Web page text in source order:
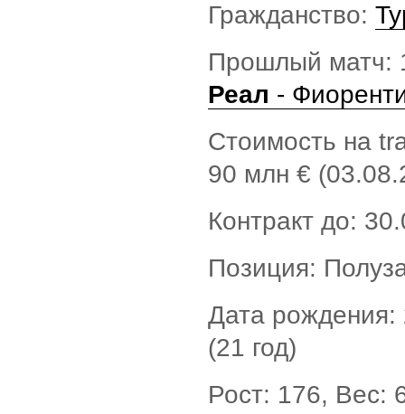
Гражданство:
Прошлый матч:
Реал -
Стоимость на
90 млн €
Контракт до:
Позиция:
Дата рождения:
(21 год)
Рост: 176, Вес: